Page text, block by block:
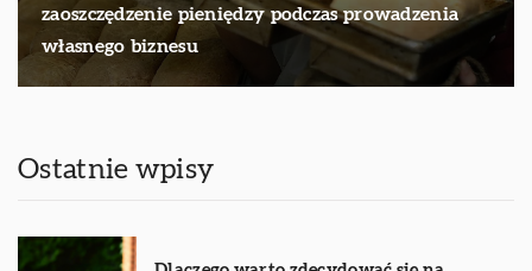
zaoszczędzenie pieniędzy podczas prowadzenia
własnego biznesu
Ostatnie wpisy